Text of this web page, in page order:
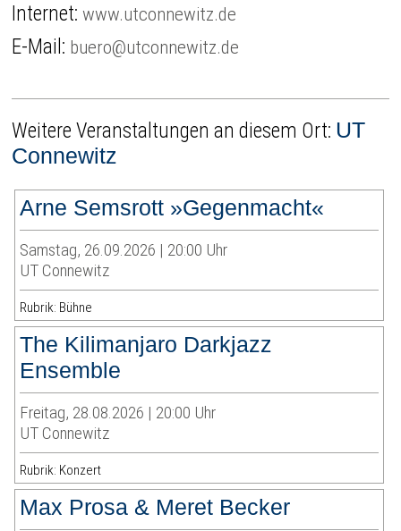
Internet:www.utconnewitz.de
E-Mail: buero@utconnewitz.de
Weitere Veranstaltungen an diesem Ort: UT
Connewitz
Arne Semsrott »Gegenmacht«
Samstag, 26.09.2026 | 20:00 Uhr
UT Connewitz
Rubrik: Bühne
The Kilimanjaro Darkjazz
Ensemble
Freitag, 28.08.2026 | 20:00 Uhr
UT Connewitz
Rubrik: Konzert
Max Prosa & Meret Becker